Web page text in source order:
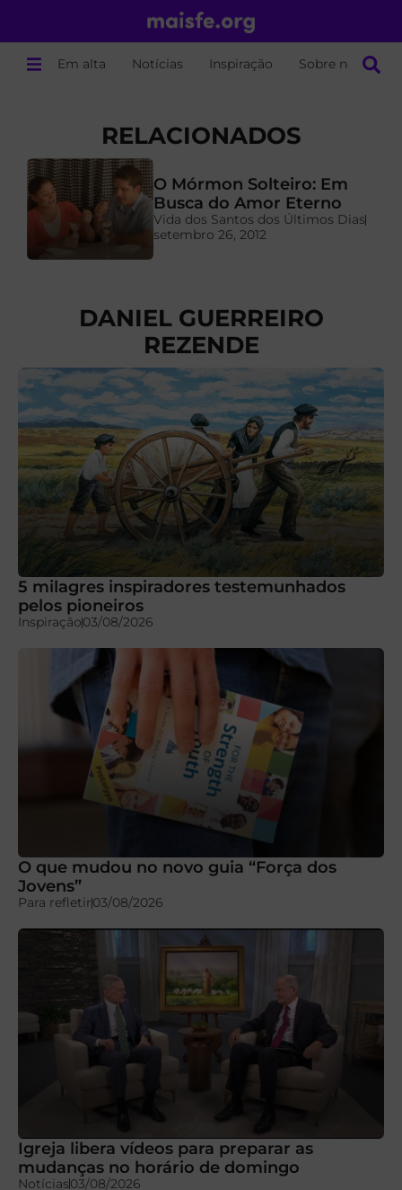
Em alta Notícias Inspiração Sobre nós
RELACIONADOS
O Mórmon Solteiro: Em
Busca do Amor Eterno
Vida dos Santos dos Últimos Dias
setembro 26, 2012
DANIEL GUERREIRO
REZENDE
5 milagres inspiradores testemunhados
pelos pioneiros
Inspiração03/08/2026
O que mudou no novo guia “Força dos
Jovens”
Para refletir03/08/2026
Igreja libera vídeos para preparar as
mudanças no horário de domingo
Notícias03/08/2026